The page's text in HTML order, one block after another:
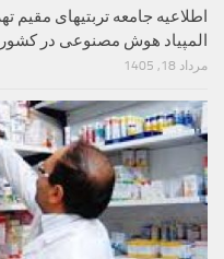
اطلاعیه جامعه تربتیهای
المپیاد هوش مصنوعی در
مرداد 18, 1405